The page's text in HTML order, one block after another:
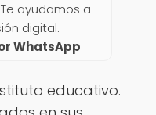
ayudamos a
digital.
WhatsApp
educativo.